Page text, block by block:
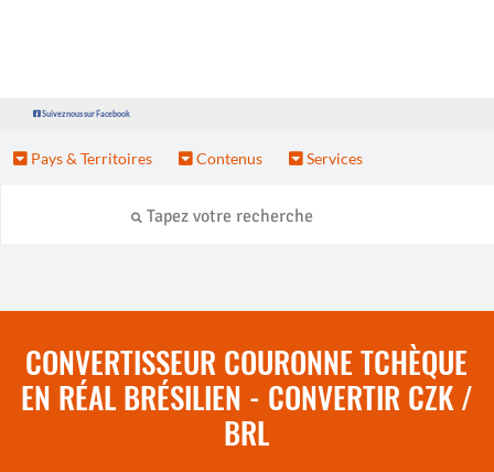
Suivez nous sur Facebook
Pays & Territoires Contenus Services
CONVERTISSEUR COURONNE TCHÈQUE
EN RÉAL BRÉSILIEN - CONVERTIR CZK /
BRL